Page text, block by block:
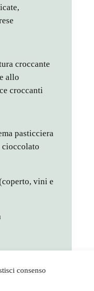
consenso
croccante
allo
croccanti
pasticciera
cioccolato
vini e
email link